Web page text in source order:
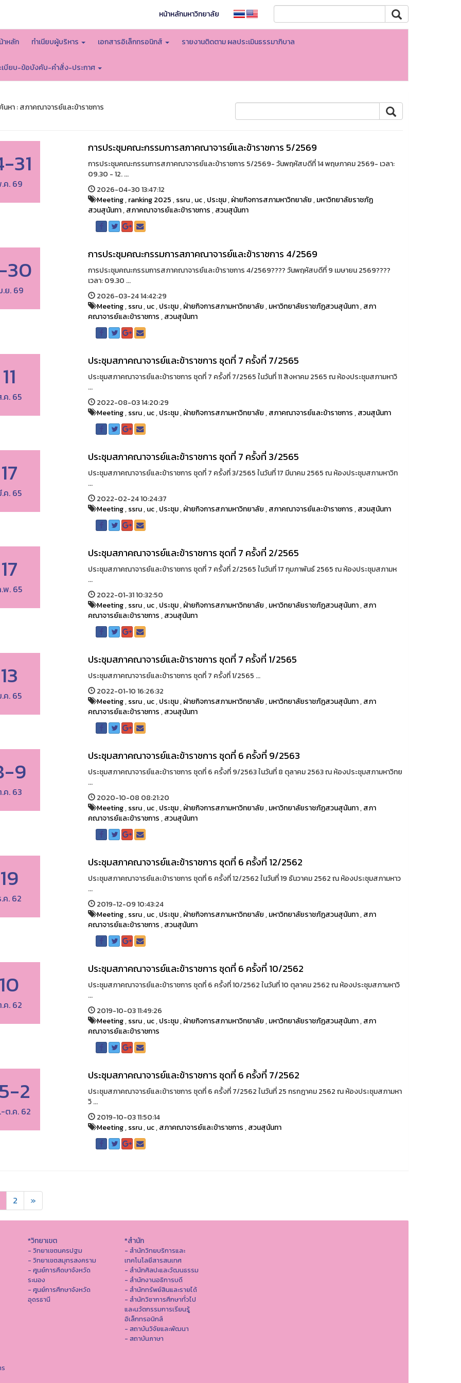
หน้าหลักมหาวิทยาลัย
าหลัก ทำเนียบผู้บริหาร เอกสารอิเล็กทรอนิกส์ รายงานติดตาม ผลประเมินธรรมาภิบาล
เบียบ-ข้อบังคับ-คำสั่ง-ประกาศ
หา : สภาคณาจารย์และข้าราชการ
31
ค. 69
การประชุมคณะกรรมการสภาคณาจารย์และข้าราชการ 5/2569
การประชุมคณะกรรมการสภาคณาจารย์และข้าราชการ 5/2569- วันพฤหัสบดีที่ 14 พฤษภาคม 2569- เวลา:
09.30 - 12. ...
2026-04-30 13:47:12
Meeting,ranking 2025,ssru,uc,ประชุม,ฝ่ายกิจการสภามหาวิทยาลัย,มหาวิทยาลัยราชภัฏ
สวนสุนันทา,สภาคณาจารย์และข้าราชการ,สวนสุนันทา
30
.ย. 69
การประชุมคณะกรรมการสภาคณาจารย์และข้าราชการ 4/2569
การประชุมคณะกรรมการสภาคณาจารย์และข้าราชการ 4/2569????️ วันพฤหัสบดีที่ 9 เมษายน 2569????
เวลา: 09.30 ...
2026-03-24 14:42:29
Meeting,ssru,uc,ประชุม,ฝ่ายกิจการสภามหาวิทยาลัย,มหาวิทยาลัยราชภัฏสวนสุนันทา,สภา
คณาจารย์และข้าราชการ,สวนสุนันทา
11
ค. 65
ประชุมสภาคณาจารย์และข้าราชการ ชุดที่ 7 ครั้งที่ 7/2565
ประชุมสภาคณาจารย์และข้าราชการ ชุดที่ 7 ครั้งที่ 7/2565 ในวันที่ 11 สิงหาคม 2565 ณ ห้องประชุมสภามหาวิ
...
2022-08-03 14:20:29
Meeting,ssru,uc,ประชุม,ฝ่ายกิจการสภามหาวิทยาลัย,สภาคณาจารย์และข้าราชการ,สวนสุนันทา
17
ค. 65
ประชุมสภาคณาจารย์และข้าราชการ ชุดที่ 7 ครั้งที่ 3/2565
ประชุมสภาคณาจารย์และข้าราชการ ชุดที่ 7 ครั้งที่ 3/2565 ในวันที่ 17 มีนาคม 2565 ณ ห้องประชุมสภามหาวิท
...
2022-02-24 10:24:37
Meeting,ssru,uc,ประชุม,ฝ่ายกิจการสภามหาวิทยาลัย,สภาคณาจารย์และข้าราชการ,สวนสุนันทา
17
พ. 65
ประชุมสภาคณาจารย์และข้าราชการ ชุดที่ 7 ครั้งที่ 2/2565
ประชุมสภาคณาจารย์และข้าราชการ ชุดที่ 7 ครั้งที่ 2/2565 ในวันที่ 17 กุมภาพันธ์ 2565 ณ ห้องประชุมสภามห
...
2022-01-31 10:32:50
Meeting,ssru,uc,ประชุม,ฝ่ายกิจการสภามหาวิทยาลัย,มหาวิทยาลัยราชภัฏสวนสุนันทา,สภา
คณาจารย์และข้าราชการ,สวนสุนันทา
13
ค. 65
ประชุมสภาคณาจารย์และข้าราชการ ชุดที่ 7 ครั้งที่ 1/2565
ประชุมสภาคณาจารย์และข้าราชการ ชุดที่ 7 ครั้งที่ 1/2565 ...
2022-01-10 16:26:32
Meeting,ssru,uc,ประชุม,ฝ่ายกิจการสภามหาวิทยาลัย,มหาวิทยาลัยราชภัฏสวนสุนันทา,สภา
คณาจารย์และข้าราชการ,สวนสุนันทา
9
ค. 63
ประชุมสภาคณาจารย์และข้าราชการ ชุดที่ 6 ครั้งที่ 9/2563
ประชุมสภาคณาจารย์และข้าราชการ ชุดที่ 6 ครั้งที่ 9/2563 ในวันที่ 8 ตุลาคม 2563 ณ ห้องประชุมสภามหาวิทย
...
2020-10-08 08:21:20
Meeting,ssru,uc,ประชุม,ฝ่ายกิจการสภามหาวิทยาลัย,มหาวิทยาลัยราชภัฏสวนสุนันทา,สภา
คณาจารย์และข้าราชการ,สวนสุนันทา
19
ค. 62
ประชุมสภาคณาจารย์และข้าราชการ ชุดที่ 6 ครั้งที่ 12/2562
ประชุมสภาคณาจารย์และข้าราชการ ชุดที่ 6 ครั้งที่ 12/2562 ในวันที่ 19 ธันวาคม 2562 ณ ห้องประชุมสภามหาว
...
2019-12-09 10:43:24
Meeting,ssru,uc,ประชุม,ฝ่ายกิจการสภามหาวิทยาลัย,มหาวิทยาลัยราชภัฏสวนสุนันทา,สภา
คณาจารย์และข้าราชการ,สวนสุนันทา
ค. 62
ประชุมสภาคณาจารย์และข้าราชการ ชุดที่ 6 ครั้งที่ 10/2562
ประชุมสภาคณาจารย์และข้าราชการ ชุดที่ 6 ครั้งที่ 10/2562 ในวันที่ 10 ตุลาคม 2562 ณ ห้องประชุมสภามหาวิ
...
2019-10-03 11:49:26
Meeting,ssru,uc,ประชุม,ฝ่ายกิจการสภามหาวิทยาลัย,มหาวิทยาลัยราชภัฏสวนสุนันทา,สภา
คณาจารย์และข้าราชการ
2
ต.ค. 62
ประชุมสภาคณาจารย์และข้าราชการ ชุดที่ 6 ครั้งที่ 7/2562
ประชุมสภาคณาจารย์และข้าราชการ ชุดที่ 6 ครั้งที่ 7/2562 ในวันที่ 25 กรกฎาคม 2562 ณ ห้องประชุมสภามหา
วิ ...
2019-10-03 11:50:14
Meeting,ssru,uc,สภาคณาจารย์และข้าราชการ,สวนสุนันทา
2 »
*วิทยาเขต
- วิทยาเขตนครปฐม
- วิทยาเขตสมุทรสงคราม
- ศูนย์การศึดษาจังหวัด
ระนอง
- ศูนย์การศึกษาจังหวัด
อุดรธานี
*สำนัก
- สำนักวิทยบริการและ
เทคโนโลยีสารสนเทศ
- สํานักศิลปะและวัฒนธรรม
- สำนักงานอธิการบดี
- สำนักทรัพย์สินและรายได้
- สำนักวิชาการศึกษาทั่วไป
และนวัตกรรมการเรียนรู้
อิเล็กทรอนิกส์
- สถาบันวิจัยและพัฒนา
- สถาบันภาษา